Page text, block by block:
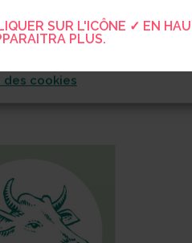
des cookies
SUR L'ICÔNE ✓ EN
PLUS.
Lait de vache